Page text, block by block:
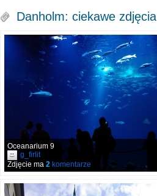
Danholm: ciekawe zdjęcia
Oceanarium 9
g_firlit
Zdjęcie ma 2 komentarze